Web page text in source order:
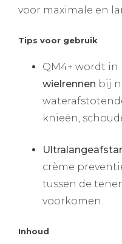
voor maximale en
Tips voor gebruik
QM4+ wordt in
wielrennen bij
knieën,
crème
tussen de
voorkomen.
Inhoud